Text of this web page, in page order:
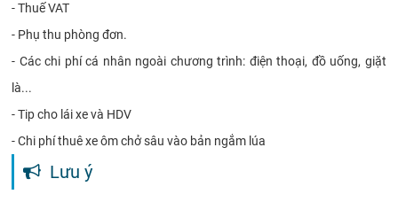
- Thuế VAT
- Phụ thu phòng đơn.
- Các chi phí cá nhân ngoài chương trình: điện thoại, đồ uống, giặt
là...
- Tip cho lái xe và HDV
- Chi phí thuê xe ôm chở sâu vào bản ngắm lúa
Lưu ý